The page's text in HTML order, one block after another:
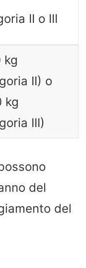
II o III
kg
II) o
kg
III)
del
del